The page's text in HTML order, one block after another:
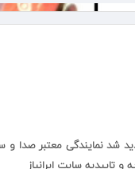
شد نمایندگی معتبر صدا
تاییدیه سایت ایرانیاز